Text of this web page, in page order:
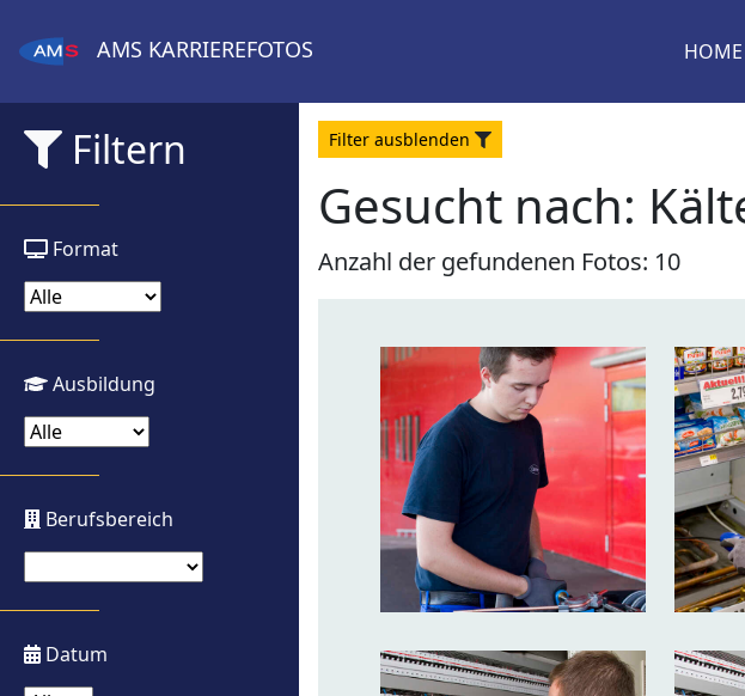
AMS KARRIEREFOTOS HOME
Filtern
Format
Ausbildung
Berufsbereich
Datum
Filter ausblenden
Gesucht nach:
Anzahl der gefundenen Fotos: 10